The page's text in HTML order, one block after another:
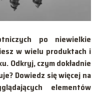
po niewielkie
w wielu produktach i
Odkryj, czym dokładnie
Dowiedz się więcej na
elementów